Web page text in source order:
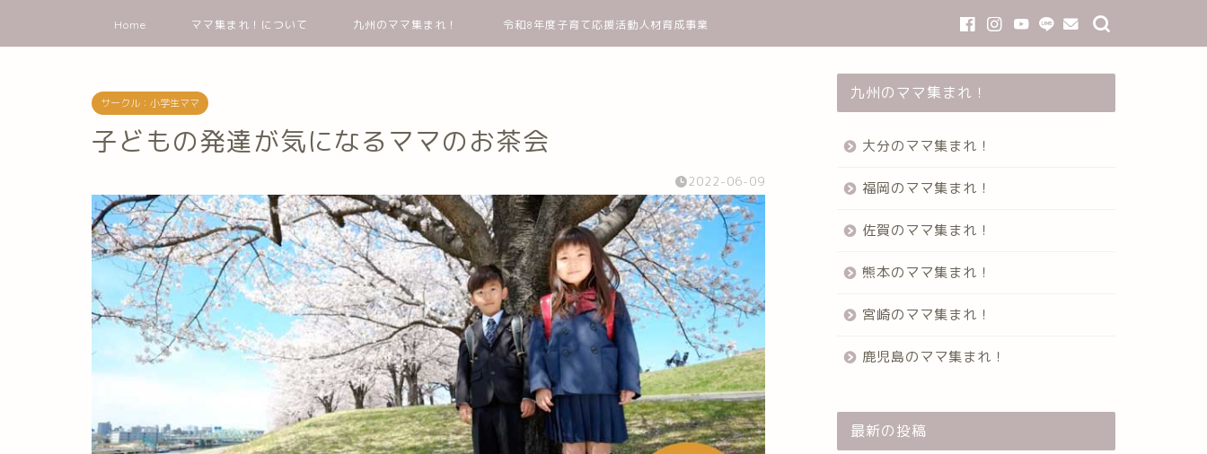
Home ママ集まれ！について 九州のママ集まれ！ 令和8年度子育て応援活動人材育成事業
サークル：小学生ママ
子どもの発達が気になるママのお茶会
2022-06-09
九州のママ集まれ！
大分のママ集まれ！
福岡のママ集まれ！
佐賀のママ集まれ！
熊本のママ集まれ！
宮崎のママ集まれ！
鹿児島のママ集まれ！
最新の投稿